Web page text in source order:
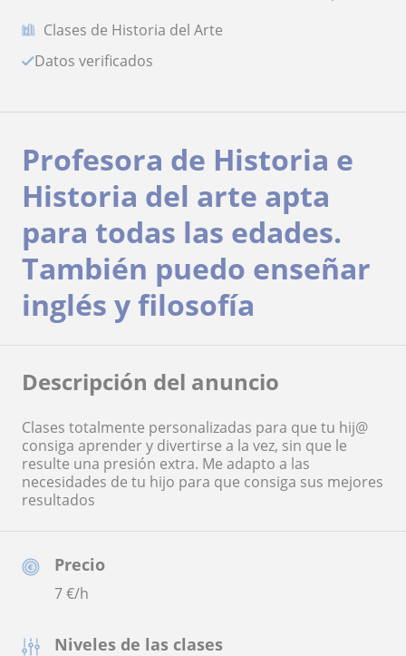
Clases de Historia del Arte
Datos verificados
Precio
7€/h
Niveles de las clases
Profesora de Historia e
Historia del arte apta
para todas las edades.
También puedo enseñar
inglés y filosofía
Descripción del anuncio
Clases totalmente personalizadas para que tu hij@
consiga aprender y divertirse a la vez, sin que le
resulte una presión extra. Me adapto a las
necesidades de tu hijo para que consiga sus mejores
resultados